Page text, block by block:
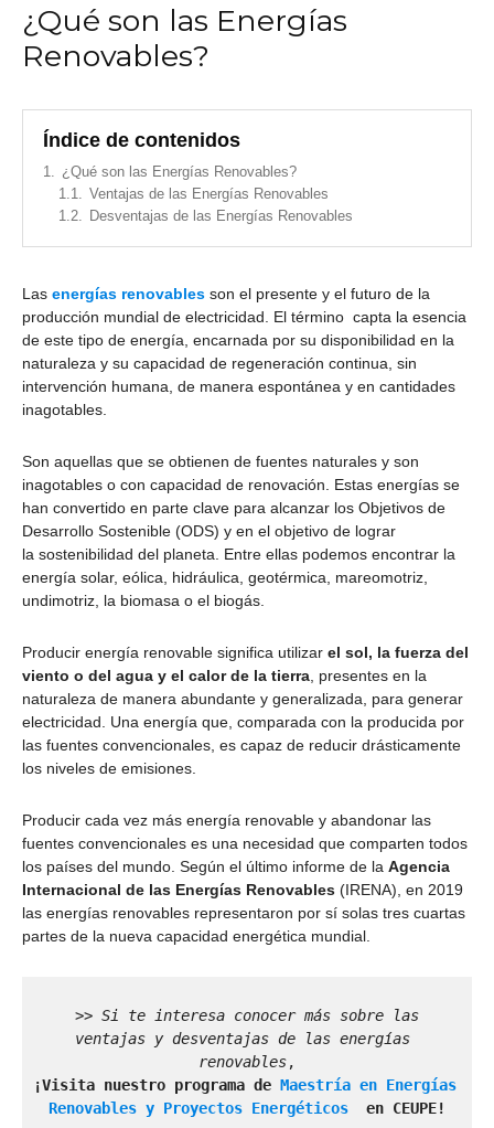
¿Qué son las Energías
Renovables?
Índice de contenidos
1.
¿Qué son las Energías Renovables?
1.1.
Ventajas de las Energías Renovables
1.2.
Desventajas de las Energías Renovables
Las energías renovables son el presente y el futuro de la
producción mundial de electricidad. El término capta la esencia
de este tipo de energía, encarnada por su disponibilidad en la
naturaleza y su capacidad de regeneración continua, sin
intervención humana, de manera espontánea y en cantidades
inagotables.
Son aquellas que se obtienen de fuentes naturales y son
inagotables o con capacidad de renovación. Estas energías se
han convertido en parte clave para alcanzar los Objetivos de
Desarrollo Sostenible (ODS) y en el objetivo de lograr
la sostenibilidad del planeta. Entre ellas podemos encontrar la
energía solar, eólica, hidráulica, geotérmica, mareomotriz,
undimotriz, la biomasa o el biogás.
Producir energía renovable significa utilizar el sol, la fuerza del
viento o del agua y el calor de la tierra , presentes en la
naturaleza de manera abundante y generalizada, para generar
electricidad. Una energía que, comparada con la producida por
las fuentes convencionales, es capaz de reducir drásticamente
los niveles de emisiones.
Producir cada vez más energía renovable y abandonar las
fuentes convencionales es una necesidad que comparten todos
los países del mundo. Según el último informe de la Agencia
Internacional de las Energías Renovables (IRENA), en 2019
las energías renovables representaron por sí solas tres cuartas
partes de la nueva capacidad energética mundial.
ventajas y desventajas de las energías
renovables,
¡Visita nuestro programa de Maestría en Energías
Renovables y Proyectos Energéticos
en CEUPE!